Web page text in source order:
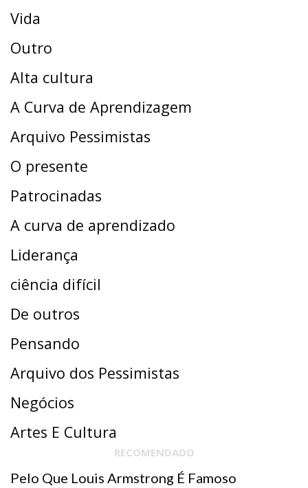
Vida
Outro
Alta cultura
A Curva de Aprendizagem
Arquivo Pessimistas
O presente
Patrocinadas
A curva de aprendizado
Liderança
ciência difícil
De outros
Pensando
Arquivo dos Pessimistas
Negócios
Artes E Cultura
RECOMENDADO
Pelo Que Louis Armstrong É Famoso